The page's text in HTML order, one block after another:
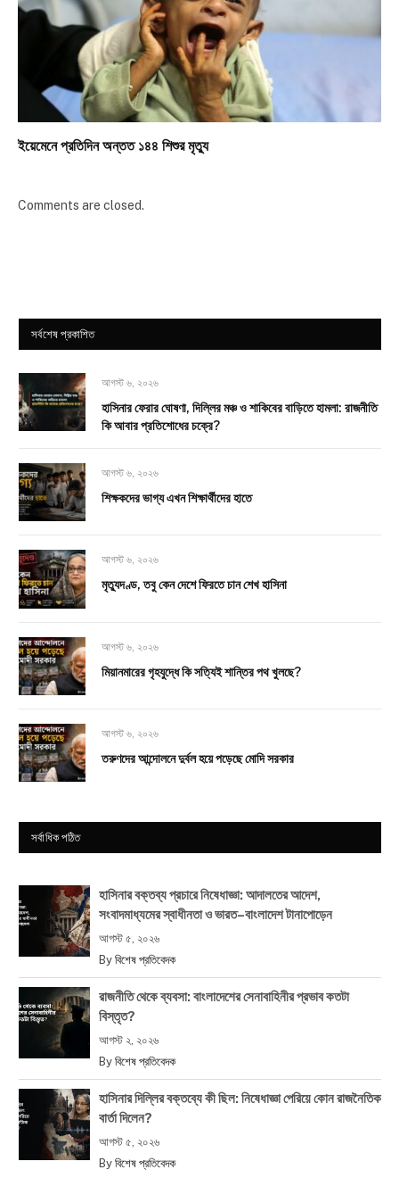
ইয়েমেনে প্রতিদিন অন্তত ১৪৪ শিশুর মৃত্যু
Comments are closed.
সর্বশেষ প্রকাশিত
আগস্ট ৬, ২০২৬
হাসিনার ফেরার ঘোষণা, দিল্লির মঞ্চ ও শাকিবের বাড়িতে হামলা: রাজনীতি
কি আবার প্রতিশোধের চক্রে?
আগস্ট ৬, ২০২৬
শিক্ষকদের ভাগ্য এখন শিক্ষার্থীদের হাতে
আগস্ট ৬, ২০২৬
মৃত্যুদণ্ড, তবু কেন দেশে ফিরতে চান শেখ হাসিনা
আগস্ট ৬, ২০২৬
মিয়ানমারের গৃহযুদ্ধে কি সত্যিই শান্তির পথ খুলছে?
আগস্ট ৬, ২০২৬
তরুণদের আন্দোলনে দুর্বল হয়ে পড়েছে মোদি সরকার
সর্বাধিক পঠিত
হাসিনার বক্তব্য প্রচারে নিষেধাজ্ঞা: আদালতের আদেশ,
সংবাদমাধ্যমের স্বাধীনতা ও ভারত–বাংলাদেশ টানাপোড়েন
আগস্ট ৫, ২০২৬
By বিশেষ প্রতিবেদক
রাজনীতি থেকে ব্যবসা: বাংলাদেশের সেনাবাহিনীর প্রভাব কতটা
বিস্তৃত?
আগস্ট ২, ২০২৬
By বিশেষ প্রতিবেদক
হাসিনার দিল্লির বক্তব্যে কী ছিল: নিষেধাজ্ঞা পেরিয়ে কোন রাজনৈতিক
বার্তা দিলেন?
আগস্ট ৫, ২০২৬
By বিশেষ প্রতিবেদক